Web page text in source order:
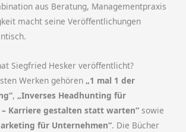
aus Beratung, Managementpraxis
macht seine Veröffentlichungen
Siegfried Hesker veröffentlicht?
Werken gehören „1 mal 1 der
, „Inverses Headhunting für
Karriere gestalten statt warten“ sowie
für Unternehmen“. Die Bücher